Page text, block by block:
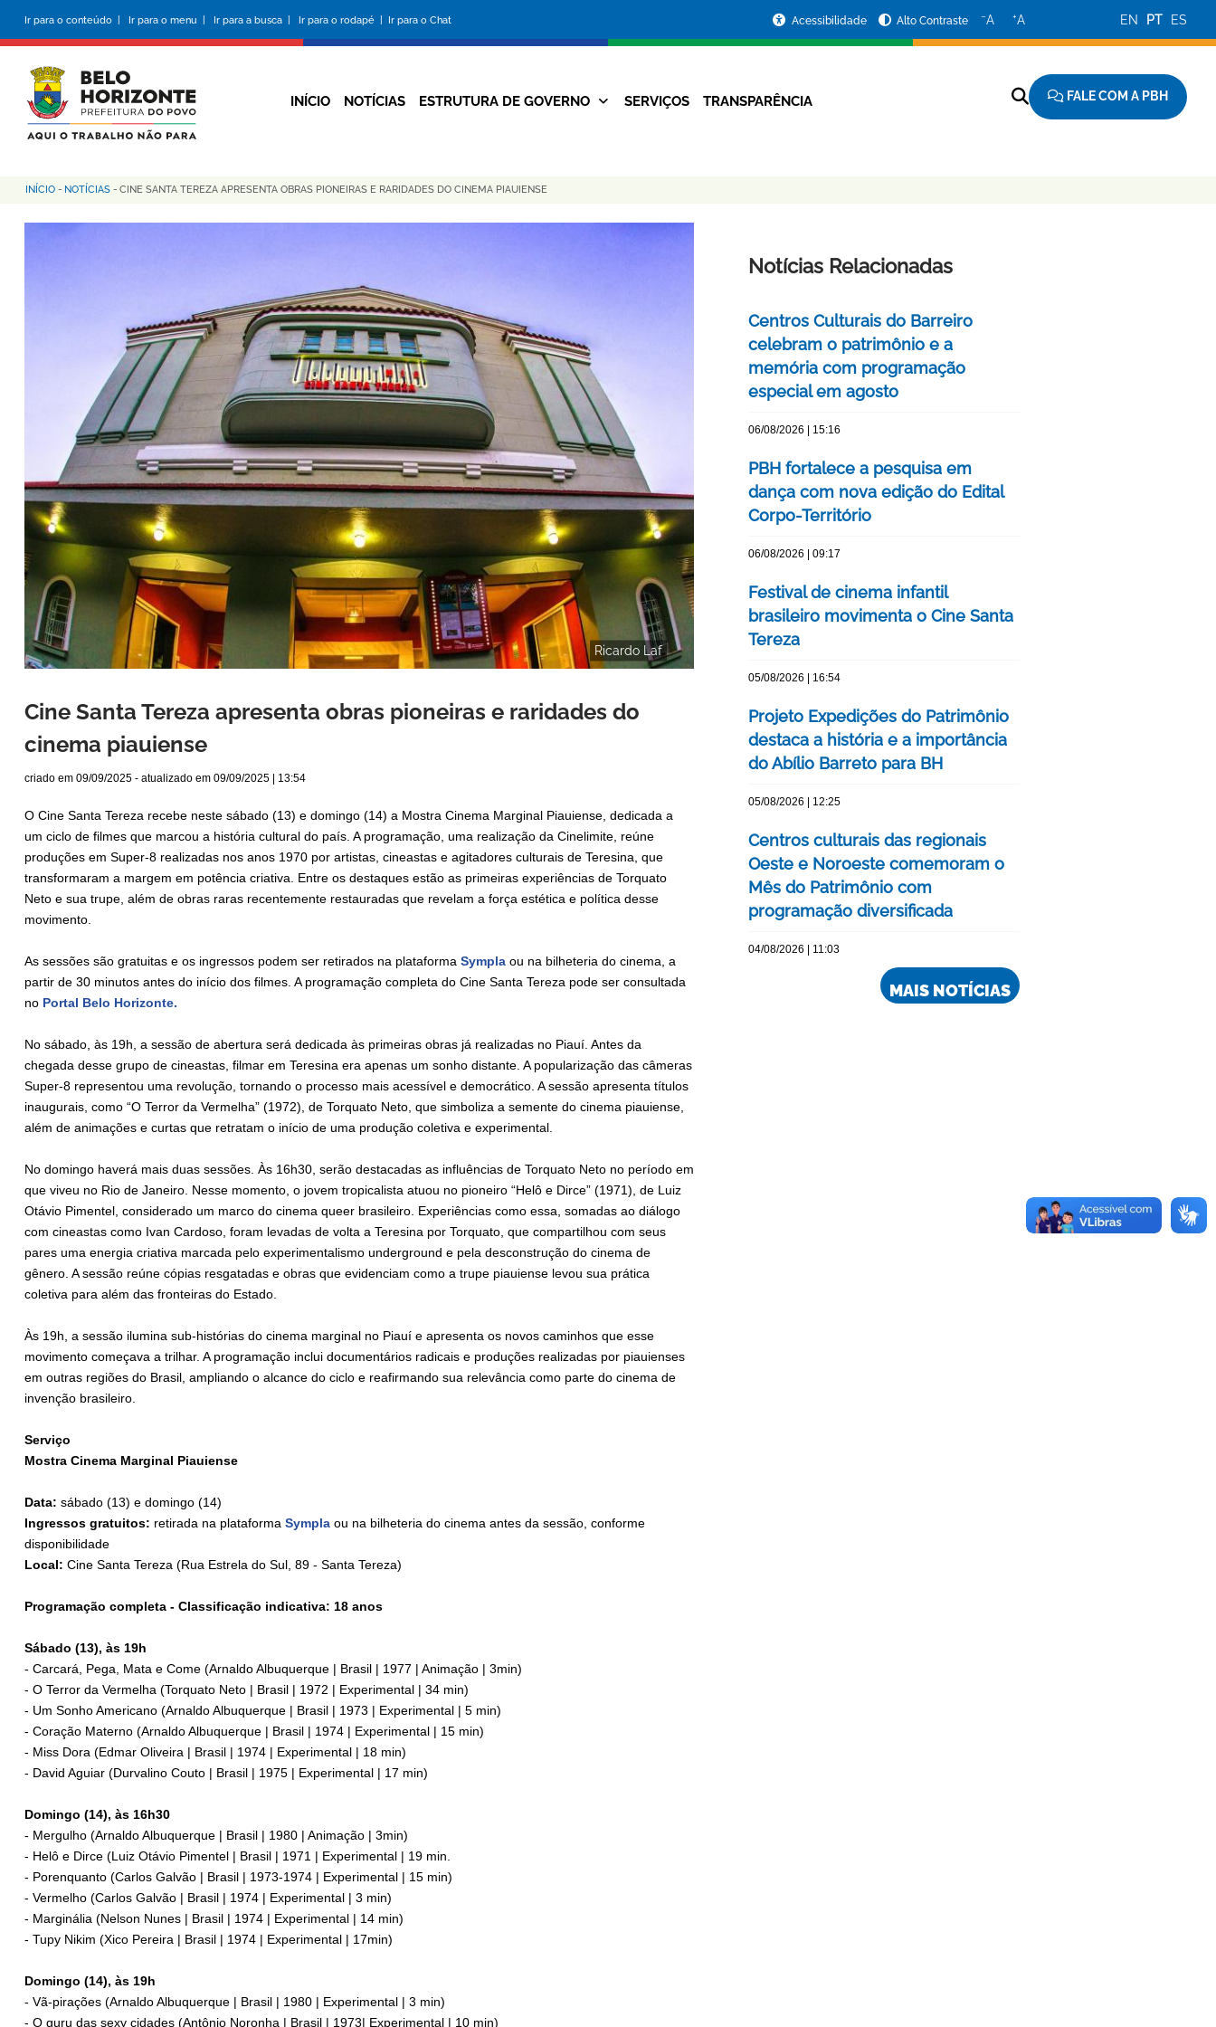
conteúdo
principal
Ir para o conteúdo | Ir para o menu | Ir para a busca | Ir para o rodapé | Ir para o Chat
da
Prefeitura
Acessibilidade Alto Contraste −A +A EN PT ES
Navegação
INÍCIO NOTÍCIAS ESTRUTURA DE GOVERNO SERVIÇOS TRANSPARÊNCIA FALE COM A PBH
Trilha
de
INÍCIO - NOTÍCIAS - CINE SANTA TEREZA APRESENTA OBRAS PIONEIRAS E RARIDADES DO CINEMA PIAUIENSE
Ricardo Laf
Cine Santa Tereza apresenta obras pioneiras e raridades do
cinema piauiense
criado em 09/09/2025 - atualizado em 09/09/2025 | 13:54
O Cine Santa Tereza recebe neste sábado (13) e domingo (14) a Mostra Cinema Marginal Piauiense, dedicada a
um ciclo de filmes que marcou a história cultural do país. A programação, uma realização da Cinelimite, reúne
produções em Super-8 realizadas nos anos 1970 por artistas, cineastas e agitadores culturais de Teresina, que
transformaram a margem em potência criativa. Entre os destaques estão as primeiras experiências de Torquato
Neto e sua trupe, além de obras raras recentemente restauradas que revelam a força estética e política desse
movimento.
As sessões são gratuitas e os ingressos podem ser retirados na plataforma Sympla ou na bilheteria do cinema, a
partir de 30 minutos antes do início dos filmes. A programação completa do Cine Santa Tereza pode ser consultada
no Portal Belo Horizonte.
No sábado, às 19h, a sessão de abertura será dedicada às primeiras obras já realizadas no Piauí. Antes da
chegada desse grupo de cineastas, filmar em Teresina era apenas um sonho distante. A popularização das câmeras
Super-8 representou uma revolução, tornando o processo mais acessível e democrático. A sessão apresenta títulos
inaugurais, como “O Terror da Vermelha” (1972), de Torquato Neto, que simboliza a semente do cinema piauiense,
além de animações e curtas que retratam o início de uma produção coletiva e experimental.
No domingo haverá mais duas sessões. Às 16h30, serão destacadas as influências de Torquato Neto no período em
que viveu no Rio de Janeiro. Nesse momento, o jovem tropicalista atuou no pioneiro “Helô e Dirce” (1971), de Luiz
Otávio Pimentel, considerado um marco do cinema queer brasileiro. Experiências como essa, somadas ao diálogo
com cineastas como Ivan Cardoso, foram levadas de volta a Teresina por Torquato, que compartilhou com seus
pares uma energia criativa marcada pelo experimentalismo underground e pela desconstrução do cinema de
gênero. A sessão reúne cópias resgatadas e obras que evidenciam como a trupe piauiense levou sua prática
coletiva para além das fronteiras do Estado.
Às 19h, a sessão ilumina sub-histórias do cinema marginal no Piauí e apresenta os novos caminhos que esse
movimento começava a trilhar. A programação inclui documentários radicais e produções realizadas por piauienses
em outras regiões do Brasil, ampliando o alcance do ciclo e reafirmando sua relevância como parte do cinema de
invenção brasileiro.
Serviço
Mostra Cinema Marginal Piauiense
Data: sábado (13) e domingo (14)
Ingressos gratuitos: retirada na plataforma Sympla ou na bilheteria do cinema antes da sessão, conforme
disponibilidade
Local: Cine Santa Tereza (Rua Estrela do Sul, 89 - Santa Tereza)
Programação completa - Classificação indicativa: 18 anos
Sábado (13), às 19h
- Carcará, Pega, Mata e Come (Arnaldo Albuquerque | Brasil | 1977 | Animação | 3min)
- O Terror da Vermelha (Torquato Neto | Brasil | 1972 | Experimental | 34 min)
- Um Sonho Americano (Arnaldo Albuquerque | Brasil | 1973 | Experimental | 5 min)
- Coração Materno (Arnaldo Albuquerque | Brasil | 1974 | Experimental | 15 min)
- Miss Dora (Edmar Oliveira | Brasil | 1974 | Experimental | 18 min)
- David Aguiar (Durvalino Couto | Brasil | 1975 | Experimental | 17 min)
Domingo (14), às 16h30
- Mergulho (Arnaldo Albuquerque | Brasil | 1980 | Animação | 3min)
- Helô e Dirce (Luiz Otávio Pimentel | Brasil | 1971 | Experimental | 19 min.
- Porenquanto (Carlos Galvão | Brasil | 1973-1974 | Experimental | 15 min)
- Vermelho (Carlos Galvão | Brasil | 1974 | Experimental | 3 min)
- Marginália (Nelson Nunes | Brasil | 1974 | Experimental | 14 min)
- Tupy Nikim (Xico Pereira | Brasil | 1974 | Experimental | 17min)
Domingo (14), às 19h
- Vã-pirações (Arnaldo Albuquerque | Brasil | 1980 | Experimental | 3 min)
- O guru das sexy cidades (Antônio Noronha | Brasil | 1973| Experimental | 10 min)
Notícias Relacionadas
Centros Culturais do Barreiro
celebram o patrimônio e a
memória com programação
especial em agosto
06/08/2026 | 15:16
PBH fortalece a pesquisa em
dança com nova edição do Edital
Corpo-Território
06/08/2026 | 09:17
Festival de cinema infantil
brasileiro movimenta o Cine Santa
Tereza
05/08/2026 | 16:54
Projeto Expedições do Patrimônio
destaca a história e a importância
do Abílio Barreto para BH
05/08/2026 | 12:25
Centros culturais das regionais
Oeste e Noroeste comemoram o
Mês do Patrimônio com
programação diversificada
04/08/2026 | 11:03
MAIS NOTÍCIAS